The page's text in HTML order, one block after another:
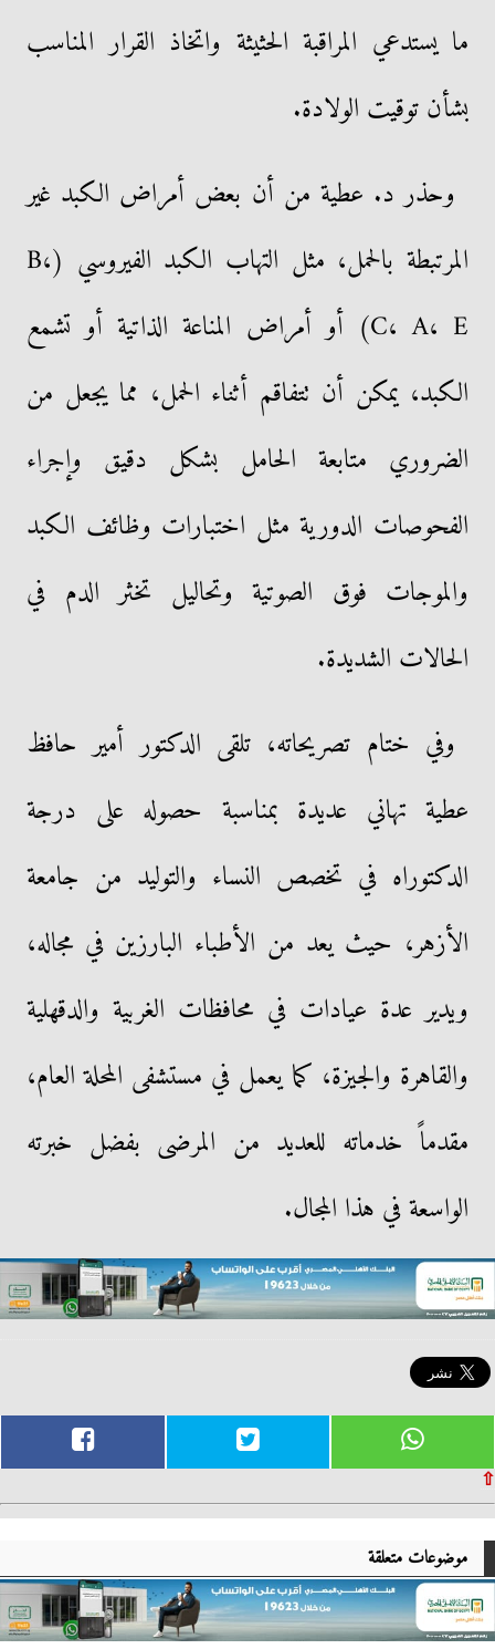
ما يستدعي المراقبة الحثيثة واتخاذ القرار المناسب
بشأن توقيت الولادة.
وحذر د. عطية من أن بعض أمراض الكبد غير
المرتبطة بالحمل، مثل التهاب الكبد الفيروسي (B،
C، A، E) أو أمراض المناعة الذاتية أو تشمع
الكبد، يمكن أن تتفاقم أثناء الحمل، مما يجعل من
الضروري متابعة الحامل بشكل دقيق وإجراء
الفحوصات الدورية مثل اختبارات وظائف الكبد
والموجات فوق الصوتية وتحاليل تخثر الدم في
الحالات الشديدة.
وفي ختام تصريحاته، تلقى الدكتور أمير حافظ
عطية تهاني عديدة بمناسبة حصوله على درجة
الدكتوراه في تخصص النساء والتوليد من جامعة
الأزهر، حيث يعد من الأطباء البارزين في مجاله،
ويدير عدة عيادات في محافظات الغربية والدقهلية
والقاهرة والجيزة، كما يعمل في مستشفى المحلة العام،
مقدماً خدماته للعديد من المرضى بفضل خبرته
الواسعة في هذا المجال.
⇧
موضوعات متعلقة